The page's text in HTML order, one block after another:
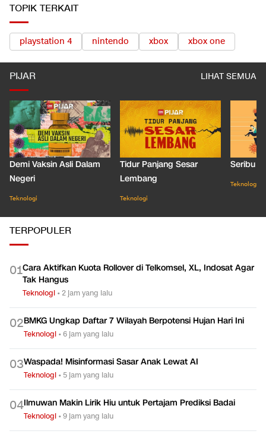
TOPIK TERKAIT
playstation 4 nintendo xbox xbox one
PIJAR LIHAT SEMUA
Demi Vaksin Asli Dalam
Negeri
Teknologi
Tidur Panjang Sesar
Lembang
Teknologi
Seribu
Teknologi
TERPOPULER
01Cara Aktifkan Kuota Rollover di Telkomsel, XL, Indosat Agar
Tak Hangus
Teknologi •2 jam yang lalu
02BMKG Ungkap Daftar 7 Wilayah Berpotensi Hujan Hari Ini
Teknologi •6 jam yang lalu
03Waspada! Misinformasi Sasar Anak Lewat AI
Teknologi • 5 jam yang lalu
04Ilmuwan Makin Lirik Hiu untuk Pertajam Prediksi Badai
Teknologi •9 jam yang lalu